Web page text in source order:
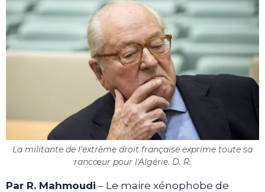
La militante de l'extrême droit française exprime toute sa
rancœur pour l'Algérie. D. R.
Par R. Mahmoudi – Le maire xénophobe de